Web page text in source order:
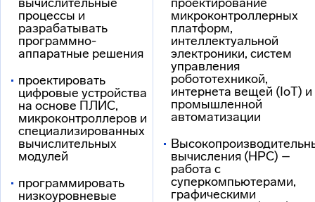
процессы и
разрабатывать
программно-
аппаратные решения
проектировать
цифровые устройства
на основе ПЛИС,
микроконтроллеров и
специализированных
вычислительных
модулей
программировать
низкоуровневые
микроконтроллерных
платформ,
интеллектуальной
электроники, систем
управления
робототехникой,
интернета вещей (IoT) и
промышленной
автоматизации
вычисления (HPC) –
работа с
суперкомпьютерами,
графическими